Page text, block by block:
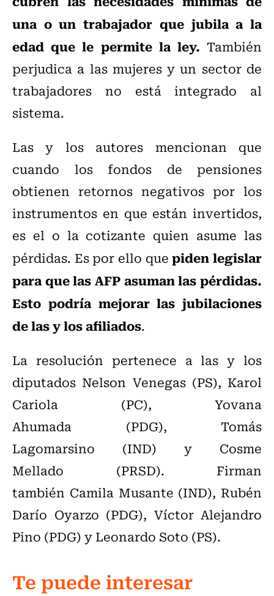
una o un trabajador que jubila a la
edad que le permite la ley. También
perjudica a las mujeres y un sector de
trabajadores no está integrado al
sistema.
Las y los autores mencionan que
cuando los fondos de pensiones
obtienen retornos negativos por los
instrumentos en que están invertidos,
es el o la cotizante quien asume las
pérdidas. Es por ello quepiden legislar
para que las AFP asuman las pérdidas.
Esto podría mejorar las jubilaciones
de las y los afiliados.
La resolución pertenece a las y los
diputados Nelson Venegas (PS), Karol
Cariola (PC), Yovana
Ahumada (PDG), Tomás
Lagomarsino (IND) y Cosme
Mellado (PRSD). Firman
también Camila Musante (IND), Rubén
Darío Oyarzo (PDG), Víctor Alejandro
Pino (PDG) y Leonardo Soto (PS).
Te puede interesar